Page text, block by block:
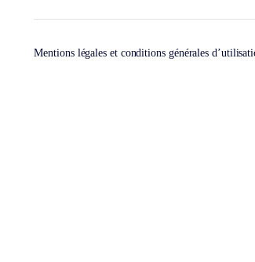
Mentions légales et conditions générales